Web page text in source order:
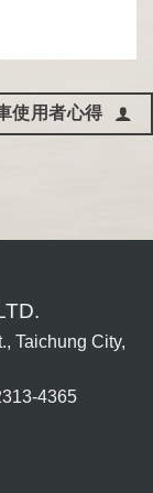
使用者心得
Taichung City,
4365